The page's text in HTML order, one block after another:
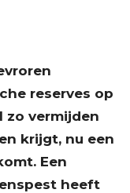
reserves op
zo vermijden
krijgt, nu een
Een
heeft